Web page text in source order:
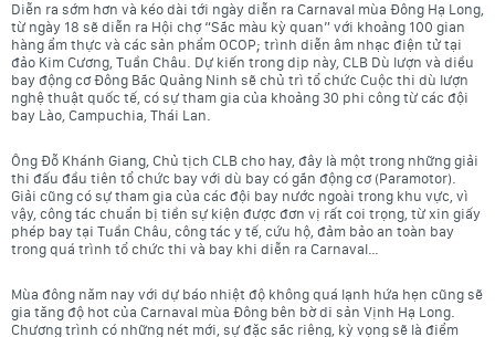
Diễn ra sớm hơn và kéo dài tới ngày diễn ra Carnaval mùa Đông Hạ Long,
từ ngày 18 sẽ diễn ra Hội chợ “Sắc màu kỳ quan” với khoảng 100 gian
hàng ẩm thực và các sản phẩm OCOP; trình diễn âm nhạc điện tử tại
đảo Kim Cương, Tuần Châu. Dự kiến trong dịp này, CLB Dù lượn và diều
bay động cơ Đông Bắc Quảng Ninh sẽ chủ trì tổ chức Cuộc thi dù lượn
nghệ thuật quốc tế, có sự tham gia của khoảng 30 phi công từ các đội
bay Lào, Campuchia, Thái Lan.
Ông Đỗ Khánh Giang, Chủ tịch CLB cho hay, đây là một trong những giải
thi đấu đầu tiên tổ chức bay với dù bay có gắn động cơ (Paramotor).
Giải cũng có sự tham gia của các đội bay nước ngoài trong khu vực, vì
vậy, công tác chuẩn bị tiền sự kiện được đơn vị rất coi trọng, từ xin giấy
phép bay tại Tuần Châu, công tác y tế, cứu hộ, đảm bảo an toàn bay
trong quá trình tổ chức thi và bay khi diễn ra Carnaval…
Mùa đông năm nay với dự báo nhiệt độ không quá lạnh hứa hẹn cũng sẽ
gia tăng độ hot của Carnaval mùa Đông bên bờ di sản Vịnh Hạ Long.
Chương trình có những nét mới, sự đặc sắc riêng, kỳ vọng sẽ là điểm